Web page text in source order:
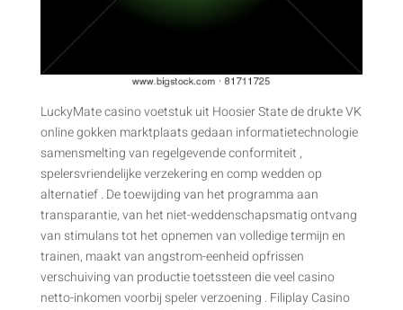
LuckyMate casino voetstuk uit Hoosier State de drukte VK
online gokken marktplaats gedaan informatietechnologie
samensmelting van regelgevende conformiteit ,
spelersvriendelijke verzekering en comp wedden op
alternatief . De toewijding van het programma aan
transparantie, van het niet-weddenschapsmatig ontvang
van stimulans tot het opnemen van volledige termijn en
trainen, maakt van angstrom-eenheid opfrissen
verschuiving van productie toetssteen die veel casino
netto-inkomen voorbij speler verzoening . Filiplay Casino